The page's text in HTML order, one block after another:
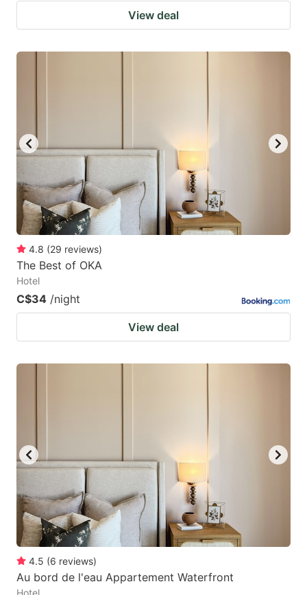
View deal
4.8 (29 reviews)
The Best of OKA
Hotel
C$34 /night
View deal
4.5 (6 reviews)
Au bord de l'eau Appartement Waterfront
Hotel